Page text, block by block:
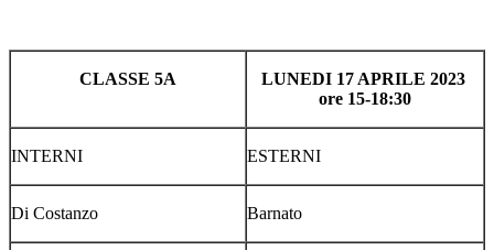
CLASSE 5A
LUNEDI 17 APRILE 2023
ore 15-18:30
INTERNI ESTERNI
Di Costanzo Barnato